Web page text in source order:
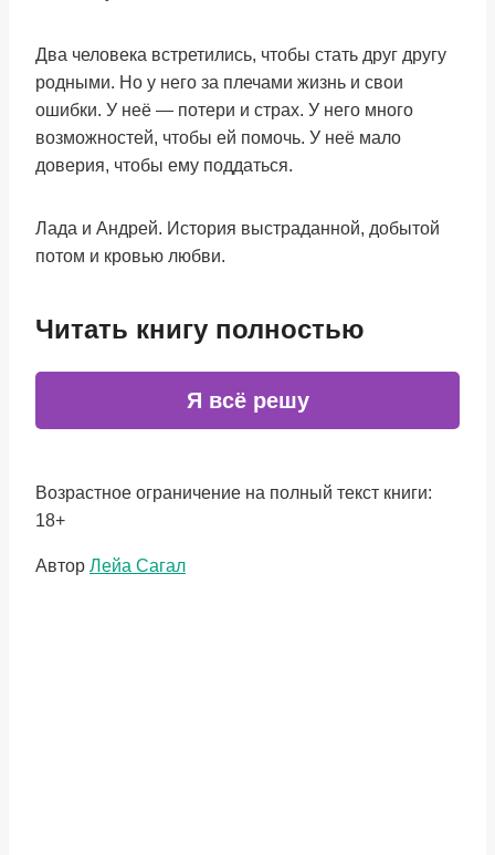
Два человека встретились, чтобы стать друг другу
родными. Но у него за плечами жизнь и свои
ошибки. У неё — потери и страх. У него много
возможностей, чтобы ей помочь. У неё мало
доверия, чтобы ему поддаться.
Лада и Андрей. История выстраданной, добытой
потом и кровью любви.
Читать книгу полностью
Я всё решу
Возрастное ограничение на полный текст книги:
18+
Метки
Автор Лейа Сагал